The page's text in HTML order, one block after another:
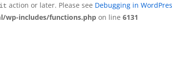
action or later. Please see Debugging in
wp-includes/functions.php on line 6131